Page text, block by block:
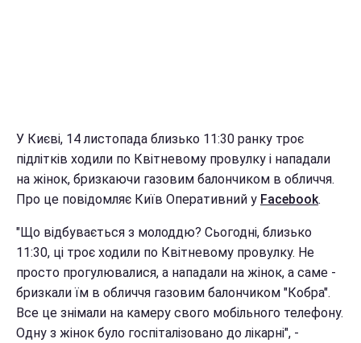
У Києві, 14 листопада близько 11:30 ранку троє
підлітків ходили по Квітневому провулку і нападали
на жінок, бризкаючи газовим балончиком в обличчя.
Про це повідомляє Київ Оперативний у Facebook.
"Що відбувається з молоддю? Сьогодні, близько
11:30, ці троє ходили по Квітневому провулку. Не
просто прогулювалися, а нападали на жінок, а саме -
бризкали їм в обличчя газовим балончиком "Кобра".
Все це знімали на камеру свого мобільного телефону.
Одну з жінок було госпіталізовано до лікарні", -